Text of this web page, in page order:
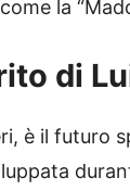
la
di
è il futuro